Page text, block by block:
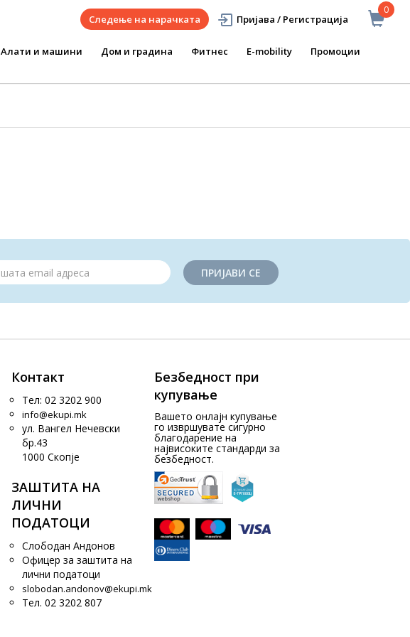
0
Следење на нарачката Пријава / Регистрација
Алати и машини Дом и градина Фитнес E-mobility
Промоции
ПРИЈАВИ СЕ
Контакт
Тел: 02 3202 900
info@ekupi.mk
ул. Вангел Нечевски
бр.43
1000 Скопје
ЗАШТИТА НА
ЛИЧНИ
ПОДАТОЦИ
Слободан Андонов
Офицер за заштита на
лични податоци
slobodan.andonov@ekupi.mk
Тел. 02 3202 807
Безбедност при
купување
Вашето онлајн купување
го извршувате сигурно
благодарение на
највисоките стандарди за
безбедност.